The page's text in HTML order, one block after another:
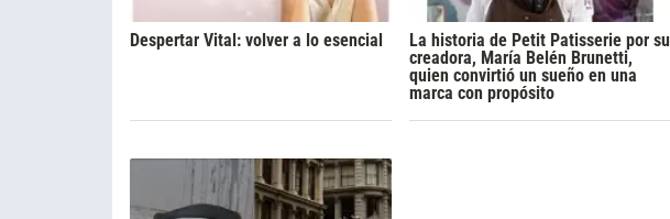
Despertar Vital: volver a lo esencial
La historia de Petit Patisserie por su
creadora, María Belén Brunetti,
quien convirtió un sueño en una
marca con propósito